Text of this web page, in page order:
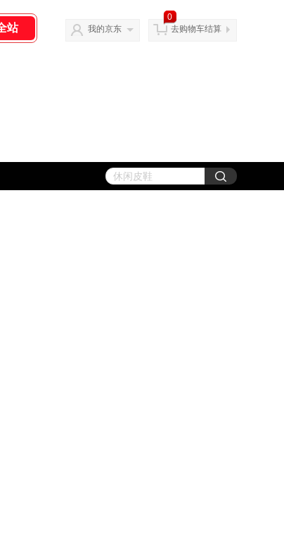
我的京东
0
去购物车结算